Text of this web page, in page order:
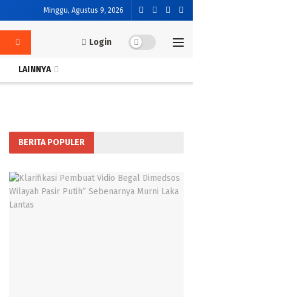
Minggu, Agustus 9, 2026
Login
LAINNYA
BERITA POPULER